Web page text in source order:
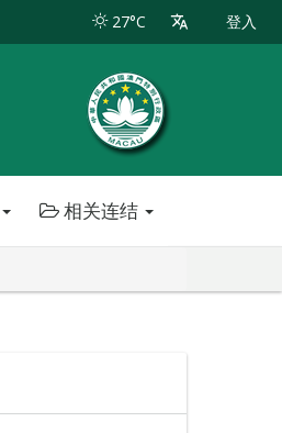
27°C 登入
相关连结